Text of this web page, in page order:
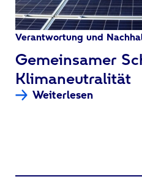
Verantwortung und
:
Gemeinsamer
Klimaneutralität
Weiterlesen